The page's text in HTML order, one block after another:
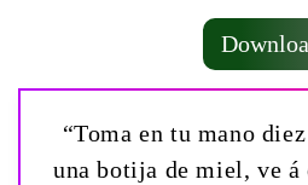
“Toma en tu mano
una botija de miel, ve á